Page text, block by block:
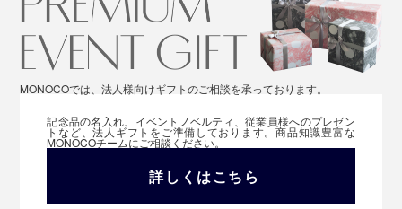
MONOCOでは、法人様向けギフトのご相談を承っております。
記念品の名入れ、イベントノベルティ、従業員様へのプレゼン
トなど、法人ギフトをご準備しております。商品知識豊富な
MONOCOチームにご相談ください。
詳しくはこちら